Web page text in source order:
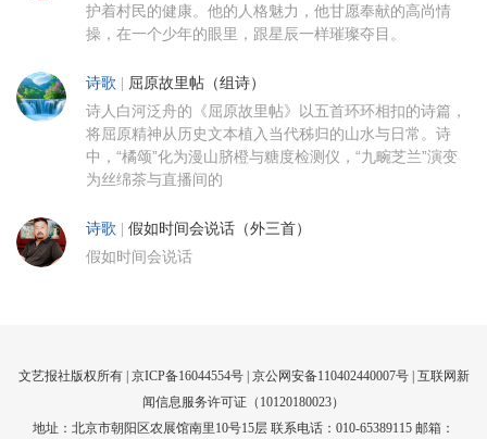
护着村民的健康。他的人格魅力，他甘愿奉献的高尚情
操，在一个少年的眼里，跟星辰一样璀璨夺目。
诗歌 屈原故里帖（组诗）
诗人白河泛舟的《屈原故里帖》以五首环环相扣的诗篇，
将屈原精神从历史文本植入当代秭归的山水与日常。诗
中，“橘颂”化为漫山脐橙与糖度检测仪，“九畹芝兰”演变
为丝绵茶与直播间的
诗歌 假如时间会说话（外三首）
假如时间会说话
文艺报社版权所有 | 京ICP备16044554号| 京公网安备110402440007号 | 互联网新
闻信息服务许可证（10120180023）
地址：北京市朝阳区农展馆南里10号15层 联系电话：010-65389115 邮箱：